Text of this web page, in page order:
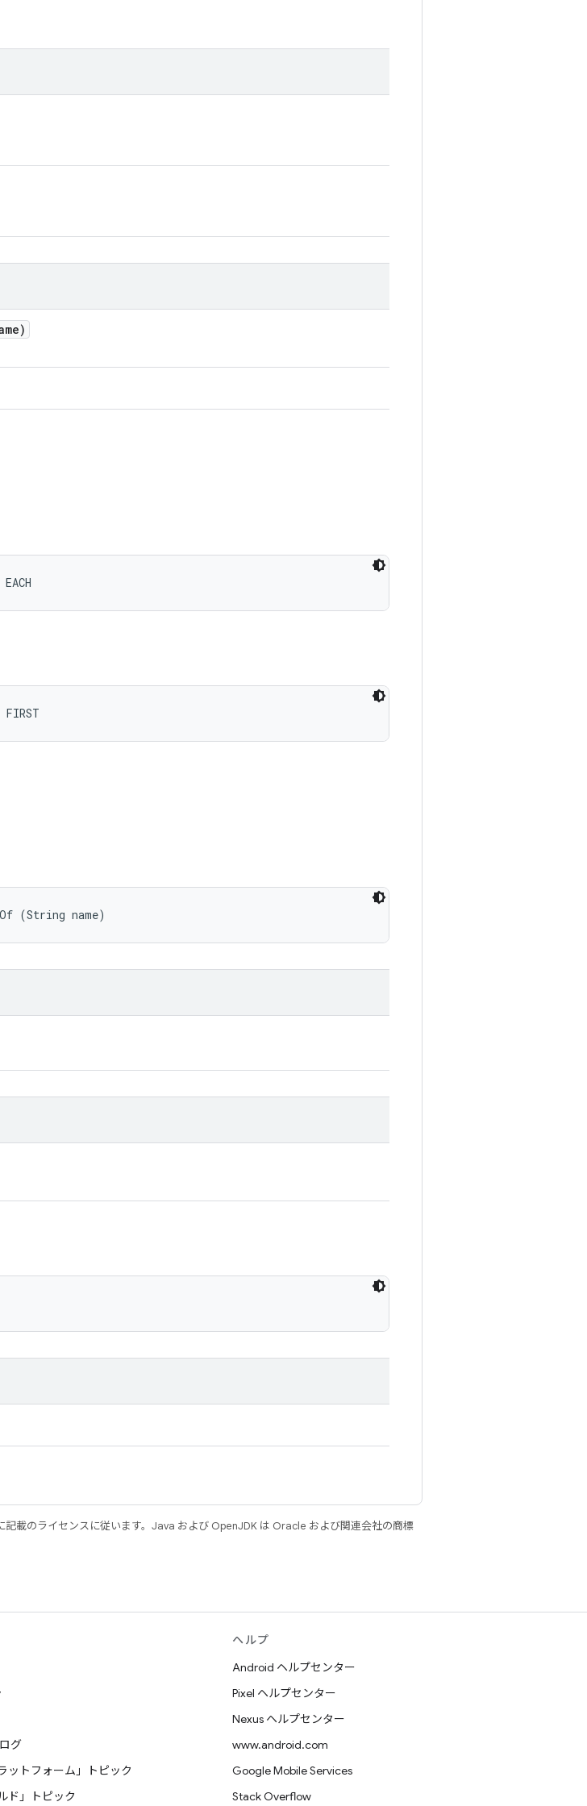
EACH
FIRST
(String name)
記載のライセンスに従います。Java および OpenJDK は Oracle および関連会社の商標
グ
ットフォーム」トピック
ド」トピック
ヘルプ
Android ヘルプセンター
Pixel ヘルプセンター
Nexus ヘルプセンター
www.android.com
Google Mobile Services
Stack Overflow